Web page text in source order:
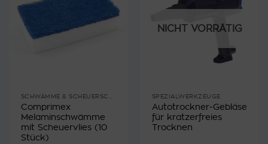
auf.
Die
Optionen
gewählt
werden
Comprimex
Melaminschwämme
mit Scheuervlies (10
Stück)
NICHT VORRÄTIG
SPEZIALWERKZEUGE
Autotrockner-Gebläse
für kratzerfreies
Trocknen